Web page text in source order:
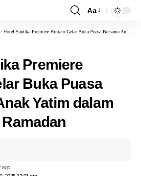
Aa
Hotel Santika Premiere Bintaro Gelar Buka Puasa Bersama Anak Yatim dalam Semangat Ramadan
Premiere
Buka Puasa
Yatim dalam
ago